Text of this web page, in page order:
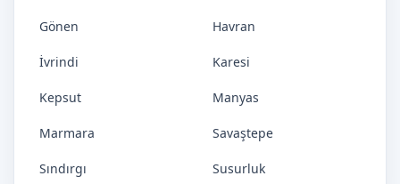
Gönen Havran
İvrindi Karesi
Kepsut Manyas
Marmara Savaştepe
Sındırgı Susurluk